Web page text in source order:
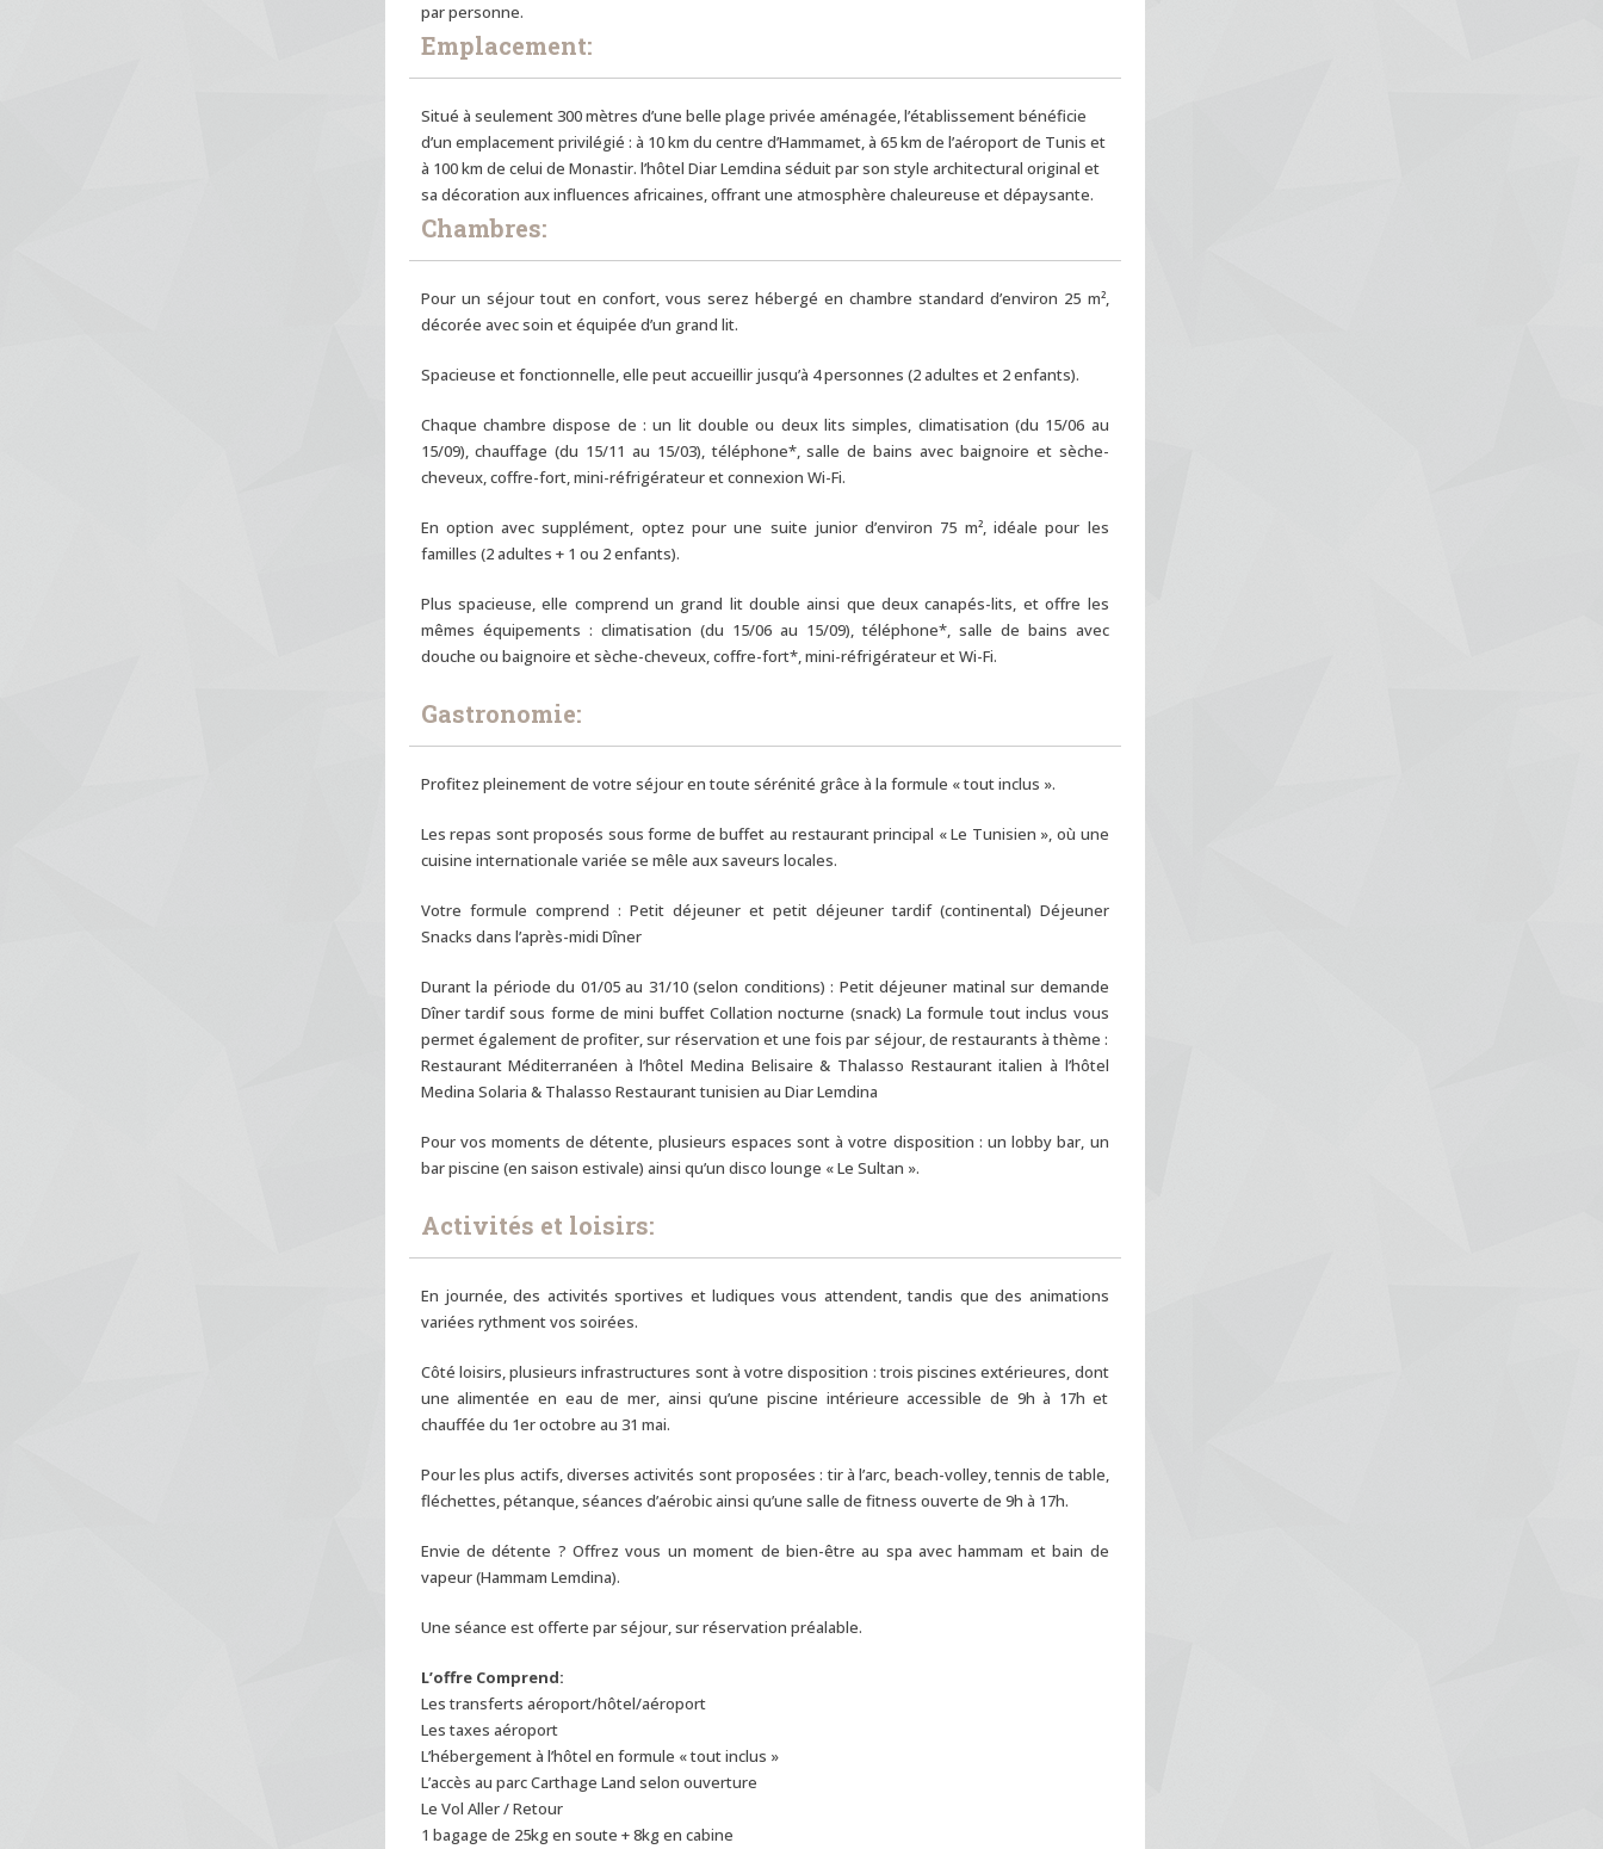
par personne.
Emplacement:
Situé à seulement 300 mètres d’une belle plage privée aménagée, l’établissement bénéficie
d’un emplacement privilégié : à 10 km du centre d’Hammamet, à 65 km de l’aéroport de Tunis et
à 100 km de celui de Monastir. l’hôtel Diar Lemdina séduit par son style architectural original et
sa décoration aux influences africaines, offrant une atmosphère chaleureuse et dépaysante.
Chambres:
Pour un séjour tout en confort, vous serez hébergé en chambre standard d’environ 25 m²,
décorée avec soin et équipée d’un grand lit.
Spacieuse et fonctionnelle, elle peut accueillir jusqu’à 4 personnes (2 adultes et 2 enfants).
Chaque chambre dispose de : un lit double ou deux lits simples, climatisation (du 15/06 au
15/09), chauffage (du 15/11 au 15/03), téléphone*, salle de bains avec baignoire et sèche-
cheveux, coffre-fort, mini-réfrigérateur et connexion Wi-Fi.
En option avec supplément, optez pour une suite junior d’environ 75 m², idéale pour les
familles (2 adultes + 1 ou 2 enfants).
Plus spacieuse, elle comprend un grand lit double ainsi que deux canapés-lits, et offre les
mêmes équipements : climatisation (du 15/06 au 15/09), téléphone*, salle de bains avec
douche ou baignoire et sèche-cheveux, coffre-fort*, mini-réfrigérateur et Wi-Fi.
Gastronomie:
Profitez pleinement de votre séjour en toute sérénité grâce à la formule « tout inclus ».
Les repas sont proposés sous forme de buffet au restaurant principal « Le Tunisien », où une
cuisine internationale variée se mêle aux saveurs locales.
Votre formule comprend : Petit déjeuner et petit déjeuner tardif (continental) Déjeuner
Snacks dans l’après-midi Dîner
Durant la période du 01/05 au 31/10 (selon conditions) : Petit déjeuner matinal sur demande
Dîner tardif sous forme de mini buffet Collation nocturne (snack) La formule tout inclus vous
permet également de profiter, sur réservation et une fois par séjour, de restaurants à thème :
Restaurant Méditerranéen à l’hôtel Medina Belisaire & Thalasso Restaurant italien à l’hôtel
Medina Solaria & Thalasso Restaurant tunisien au Diar Lemdina
Pour vos moments de détente, plusieurs espaces sont à votre disposition : un lobby bar, un
bar piscine (en saison estivale) ainsi qu’un disco lounge « Le Sultan ».
Activités et loisirs:
En journée, des activités sportives et ludiques vous attendent, tandis que des animations
variées rythment vos soirées.
Côté loisirs, plusieurs infrastructures sont à votre disposition : trois piscines extérieures, dont
une alimentée en eau de mer, ainsi qu’une piscine intérieure accessible de 9h à 17h et
chauffée du 1er octobre au 31 mai.
Pour les plus actifs, diverses activités sont proposées : tir à l’arc, beach-volley, tennis de table,
fléchettes, pétanque, séances d’aérobic ainsi qu’une salle de fitness ouverte de 9h à 17h.
Envie de détente ? Offrez vous un moment de bien-être au spa avec hammam et bain de
vapeur (Hammam Lemdina).
Une séance est offerte par séjour, sur réservation préalable.
L’offre Comprend:
Les transferts aéroport/hôtel/aéroport
Les taxes aéroport
L’hébergement à l’hôtel en formule « tout inclus »
L’accès au parc Carthage Land selon ouverture
Le Vol Aller / Retour
1 bagage de 25kg en soute + 8kg en cabine